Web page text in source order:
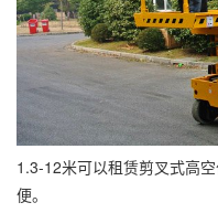
1.3-12米可以租赁剪叉式高
便。